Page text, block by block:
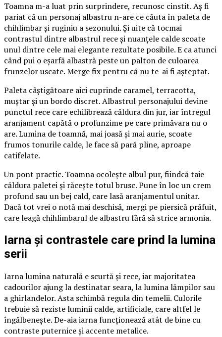
Toamna m-a luat prin surprindere, recunosc cinstit. Aș fi
pariat că un personaj albastru n-are ce căuta în paleta de
chihlimbar și ruginiu a sezonului. Și uite că tocmai
contrastul dintre albastrul rece și nuanțele calde scoate
unul dintre cele mai elegante rezultate posibile. E ca atunci
când pui o eșarfă albastră peste un palton de culoarea
frunzelor uscate. Merge fix pentru că nu te-ai fi așteptat.
Paleta câștigătoare aici cuprinde caramel, terracotta,
muștar și un bordo discret. Albastrul personajului devine
punctul rece care echilibrează căldura din jur, iar întregul
aranjament capătă o profunzime pe care primăvara nu o
are. Lumina de toamnă, mai joasă și mai aurie, scoate
frumos tonurile calde, le face să pară pline, aproape
catifelate.
Un pont practic. Toamna ocolește albul pur, fiindcă taie
căldura paletei și răcește totul brusc. Pune în loc un crem
profund sau un bej cald, care lasă aranjamentul unitar.
Dacă tot vrei o notă mai deschisă, mergi pe piersică prăfuit,
care leagă chihlimbarul de albastru fără să strice armonia.
Iarna și contrastele care prind la lumina
serii
Iarna lumina naturală e scurtă și rece, iar majoritatea
cadourilor ajung la destinatar seara, la lumina lămpilor sau
a ghirlandelor. Asta schimbă regula din temelii. Culorile
trebuie să reziste luminii calde, artificiale, care altfel le
îngălbenește. De-aia iarna funcționează atât de bine cu
contraste puternice și accente metalice.